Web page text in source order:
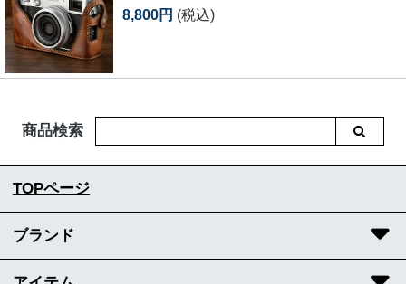
8,800円 (税込)
商品検索
TOPページ
ブランド